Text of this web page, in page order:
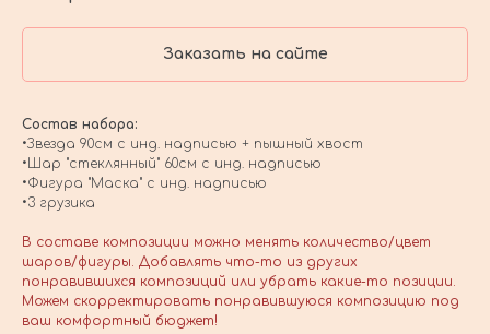
Заказать на сайте
Состав набора:
•Звезда 90см с инд. надписью + пышный хвост
•Шар "стеклянный" 60см с инд. надписью
•Фигура "Маска" с инд. надписью
•3 грузика
В составе композиции можно менять количество/цвет
шаров/фигуры. Добавлять что-то из других
понравившихся композиций или убрать какие-то позиции.
Можем скорректировать понравившуюся композицию под
ваш комфортный бюджет!